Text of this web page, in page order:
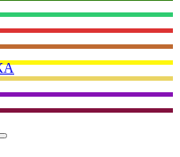
Искать